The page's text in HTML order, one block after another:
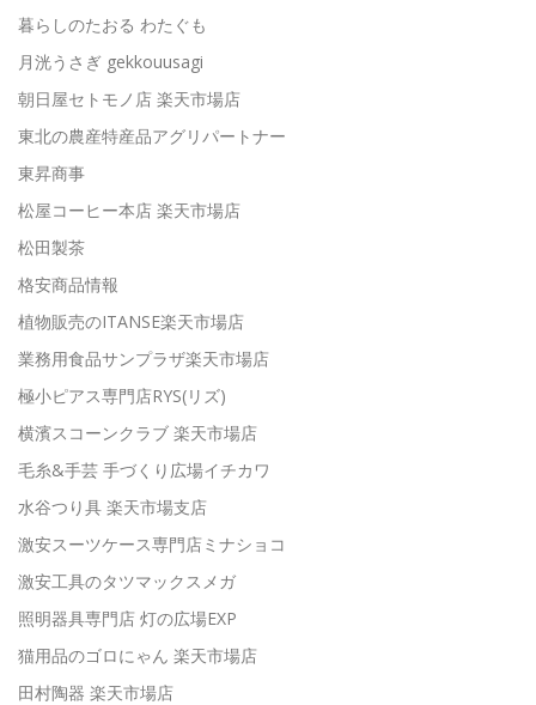
暮らしのたおる わたぐも
月洸うさぎ gekkouusagi
朝日屋セトモノ店 楽天市場店
東北の農産特産品アグリパートナー
東昇商事
松屋コーヒー本店 楽天市場店
松田製茶
格安商品情報
植物販売のITANSE楽天市場店
業務用食品サンプラザ楽天市場店
極小ピアス専門店RYS(リズ)
横濱スコーンクラブ 楽天市場店
毛糸&手芸 手づくり広場イチカワ
水谷つり具 楽天市場支店
激安スーツケース専門店ミナショコ
激安工具のタツマックスメガ
照明器具専門店 灯の広場EXP
猫用品のゴロにゃん 楽天市場店
田村陶器 楽天市場店